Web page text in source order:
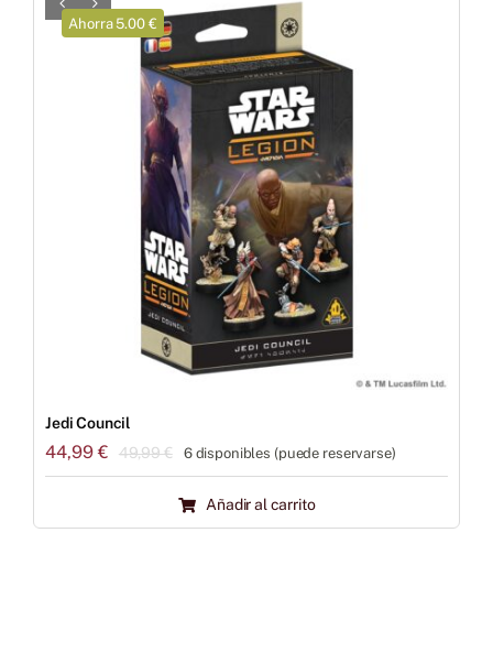
Ahorra 5.00 €
Jedi Council
49,99€El
original
era:
44,99€
El
actual
es:
6 disponibles (puede reservarse)
Añadir al carrito